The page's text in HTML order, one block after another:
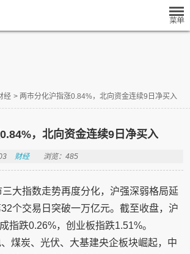
经 > 两市分化沪指涨0.84%，北向资金连续9日净买入
，北向资金连续9日净买入
财经 浏览：485
大指数走势再度分化，沪强深弱格局延
个交易日突破一万亿元。截至收盘，沪
指跌0.26%，创业板指跌1.51%。
煤炭、光伏、大基建央企板块崛起，中